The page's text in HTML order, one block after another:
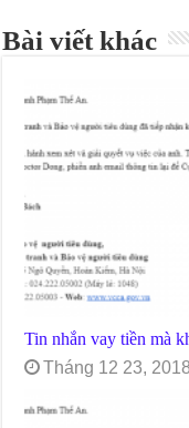
Bài viết khác
Tin nhắn vay tiền mà
Tháng 12 23, 2018